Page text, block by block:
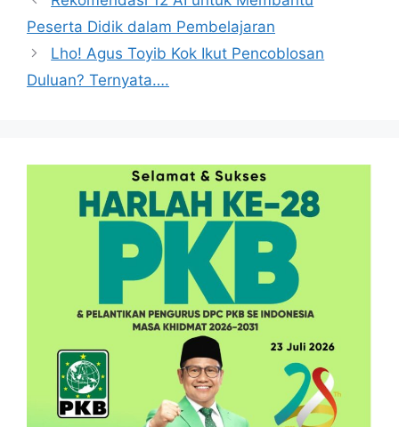
Peserta Didik dalam Pembelajaran
Lho! Agus Toyib Kok Ikut Pencoblosan
Duluan? Ternyata….